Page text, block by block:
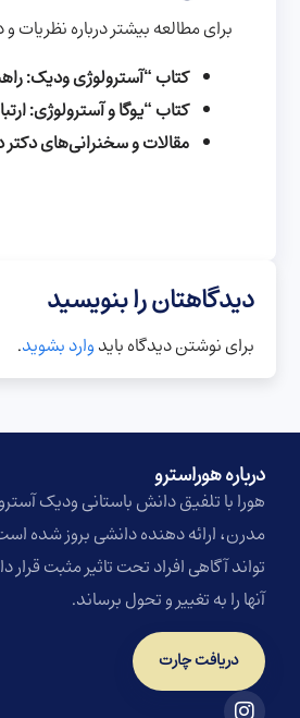
برای مطالعه بیشتر درباره نظریات
کتاب “آسترولوژی ودیک:
کتاب “یوگا و آسترولوژی:
مقالات و سخنرانی‌های دکتر
دیدگاهتان را بنویسید
برای نوشتن دیدگاه بایدوارد بشوید.
درباره هوراسترو​
هورا با تلفیق دانش باستانی ودیک
مدرن، ارائه دهنده دانشی بروز شده
تواند آگاهی افراد تحت تاثیر مثبت قرار
آنها را به تغییر و تحول برساند.
دریافت چارت